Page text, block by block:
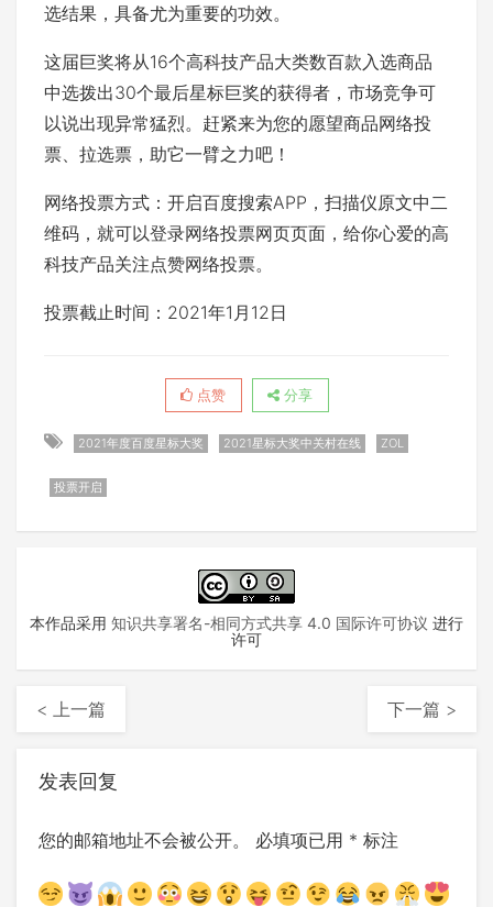
选结果，具备尤为重要的功效。
这届巨奖将从16个高科技产品大类数百款入选商品
中选拨出30个最后星标巨奖的获得者，市场竞争可
以说出现异常猛烈。赶紧来为您的愿望商品网络投
票、拉选票，助它一臂之力吧！
网络投票方式：开启百度搜索APP，扫描仪原文中二
维码，就可以登录网络投票网页页面，给你心爱的高
科技产品关注点赞网络投票。
投票截止时间：2021年1月12日
点赞 分享
2021年度百度星标大奖 2021星标大奖中关村在线 ZOL
投票开启
本作品采用 知识共享署名-相同方式共享 4.0 国际许可协议 进行
许可
< 上一篇 下一篇 >
发表回复
您的邮箱地址不会被公开。 必填项已用 * 标注